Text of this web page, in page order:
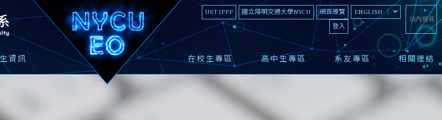
UST IPPP 國立陽明交通大學NYCU
網頁導覽
登入
ENGLISH
資訊
國立陽明交通大學光電工程學系
在校生專區 高中生專區 系友專區 相關連結